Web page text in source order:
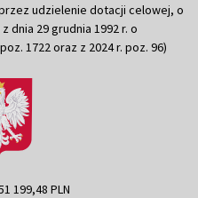
udzielenie dotacji celowej, o
dnia 29 grudnia 1992 r. o
1722 oraz z 2024 r. poz. 96)
199,48 PLN